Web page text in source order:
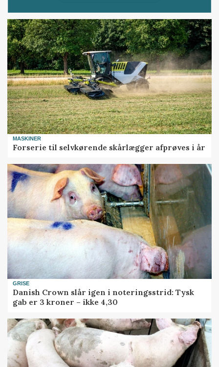
MASKINER
Forserie til selvkørende skårlægger afprøves i år
GRISE
Danish Crown slår igen i noteringsstrid: Tysk
gab er 3 kroner – ikke 4,30